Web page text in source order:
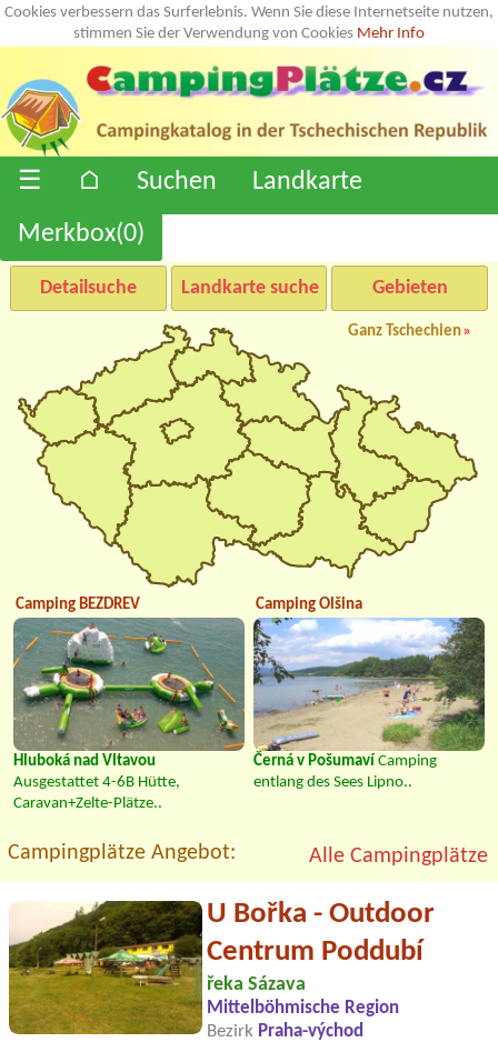
Cookies verbessern das Surferlebnis. Wenn Sie diese Internetseite nutzen,
stimmen Sie der Verwendung von Cookies Mehr Info
☰ ⌂ Suchen
Landkarte
Merkbox(0)
Detailsuche Landkarte suche Gebieten
Ganz Tschechien»
Camping BEZDREV
Hluboká nad Vltavou
Ausgestattet 4-6B Hütte,
Caravan+Zelte-Plätze..
Camping Olšina
Černá v Pošumaví Camping
entlang des Sees Lipno..
Campingplätze Angebot: Alle Campingplätze
U Bořka - Outdoor
Centrum Poddubí
řeka Sázava
Mittelböhmische Region
Bezirk Praha-východ